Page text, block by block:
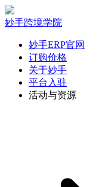
妙手跨境学院
妙手ERP官网
订购价格
关于妙手
平台入驻
活动与资源